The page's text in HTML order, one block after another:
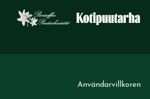
Användarvillkoren